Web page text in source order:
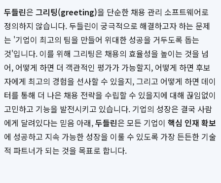
두들린은 그리팅(greeting)을 단순한 채용 관리 소프트웨어로
정의하지 않습니다. 두들린이 궁극적으로 해결하고자 하는 문제
는 '기업이 최고의 팀을 만들어 위대한 성공을 거두도록 돕는
것'입니다. 이를 위해 그리팅은 채용의 효율성을 높이는 것을 넘
어, 어떻게 하면 더 객관적인 평가가 가능할지, 어떻게 하면 후보
자에게 최고의 경험을 선사할 수 있을지, 그리고 어떻게 하면 데이
터를 통해 더 나은 채용 전략을 수립할 수 있을지에 대해 끊임없이
고민하고 기능을 발전시키고 있습니다. 기업의 성장은 결국 사람
에게 달려있다는 믿음 아래,두들린은 모든 기업이 핵심 인재 확보
에 성공하고 지속 가능한 성장을 이룰 수 있도록 가장 든든한 기술
적 파트너가 되는 것을 목표로 합니다.